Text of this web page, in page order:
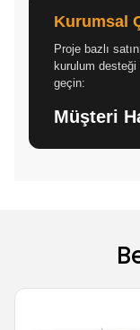
Kurumsal
Proje bazlı
kurulum desteği
geçin:
Müşteri